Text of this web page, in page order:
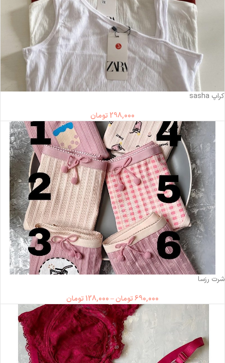
کراپ sasha
298,000 تومان
ناموجود
شرت رزسا
690,000تومان–
128,000 تومان